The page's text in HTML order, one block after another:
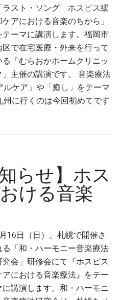
ラスト・ソング ホスピス緩
ケアにおける音楽のちから」
テーマに講演します。福岡市
区で在宅医療・外来を行って
る「むらおかホームクリニッ
」主催の講演です。 音楽療法
ケア」や「癒し」をテーマ
に行くのは今回初めてです
らせ】ホス
ける音楽
16日（日）、札幌で開催さ
る「和・ハーモニー音楽療法
究会」研修会にて『ホスピス
アにおける音楽療法』をテー
に講演します。和・ハーモニ